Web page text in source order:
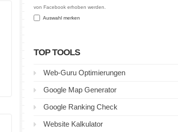
von Facebook erhoben werden.
Auswahl merken
TOP TOOLS
Web-Guru Optimierungen
Google Map Generator
Google Ranking Check
Website Kalkulator